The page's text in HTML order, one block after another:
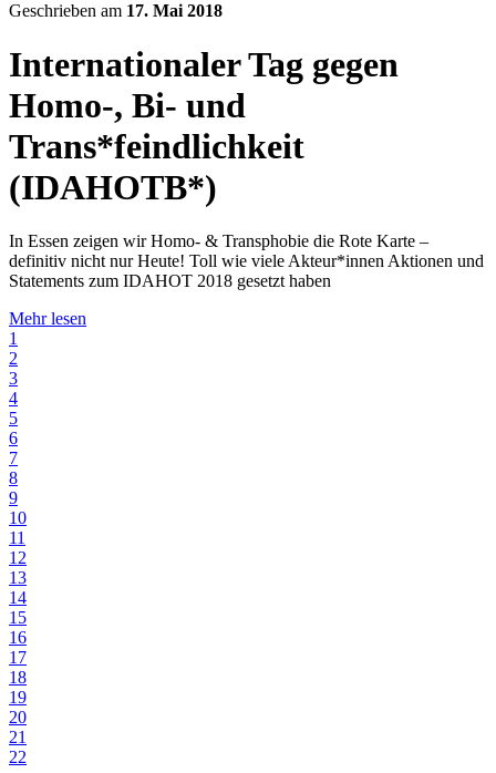
Geschrieben am 17. Mai 2018
Internationaler Tag gegen
Homo-, Bi- und
Trans*feindlichkeit
(IDAHOTB*)
In Essen zeigen wir Homo- & Transphobie die Rote Karte –
definitiv nicht nur Heute! Toll wie viele Akteur*innen Aktionen und
Statements zum IDAHOT 2018 gesetzt haben
Mehr lesen
1
2
3
4
5
6
7
8
9
10
11
12
13
14
15
16
17
18
19
20
21
22